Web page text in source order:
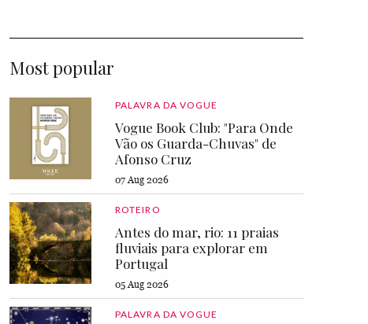
Most popular
PALAVRA DA VOGUE
Vogue Book Club: "Para Onde
Vão os Guarda-Chuvas" de
Afonso Cruz
07 Aug 2026
ROTEIRO
Antes do mar, rio: 11 praias
fluviais para explorar em
Portugal
05 Aug 2026
PALAVRA DA VOGUE